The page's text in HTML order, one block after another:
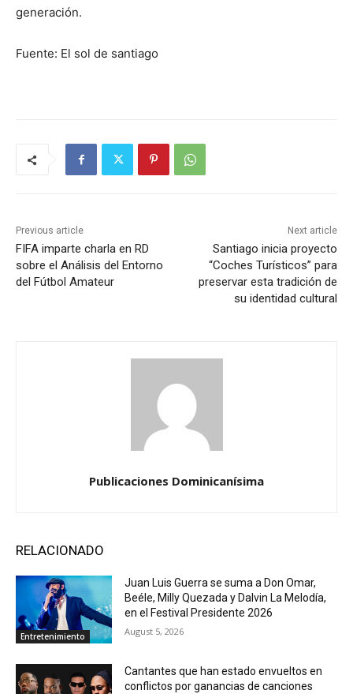
generación.
Fuente: El sol de santiago
Previous article
FIFA imparte charla en RD
sobre el Análisis del Entorno
del Fútbol Amateur
Next article
Santiago inicia proyecto
“Coches Turísticos” para
preservar esta tradición de
su identidad cultural
Publicaciones Dominicanísima
RELACIONADO
Entretenimiento
Juan Luis Guerra se suma a Don Omar,
Beéle, Milly Quezada y Dalvin La Melodía,
en el Festival Presidente 2026
August 5, 2026
Cantantes que han estado envueltos en
conflictos por ganancias de canciones